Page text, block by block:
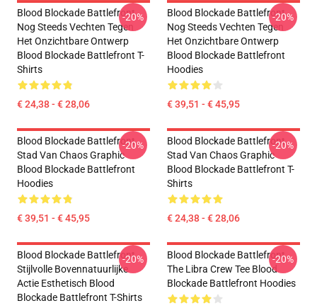
Blood Blockade Battlefront
Nog Steeds Vechten Tegen
Het Onzichtbare Ontwerp
Blood Blockade Battlefront T-
Shirts
€ 24,38 - € 28,06
-20%
Blood Blockade Battlefront
Nog Steeds Vechten Tegen
Het Onzichtbare Ontwerp
Blood Blockade Battlefront
Hoodies
€ 39,51 - € 45,95
-20%
Blood Blockade Battlefront
Stad Van Chaos Graphic
Blood Blockade Battlefront
Hoodies
€ 39,51 - € 45,95
-20%
Blood Blockade Battlefront
Stad Van Chaos Graphic
Blood Blockade Battlefront T-
Shirts
€ 24,38 - € 28,06
-20%
Blood Blockade Battlefront
Stijlvolle Bovennatuurlijke
Actie Esthetisch Blood
Blockade Battlefront T-Shirts
-20%
Blood Blockade Battlefront
The Libra Crew Tee Blood
Blockade Battlefront Hoodies
-20%